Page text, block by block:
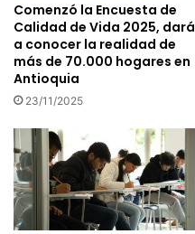
Comenzó la Encuesta de
Calidad de Vida 2025, dará
a conocer la realidad de
más de 70.000 hogares en
Antioquia
23/11/2025